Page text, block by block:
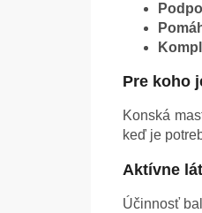
Pre koho
Konská
keď je
Aktívne
Účinnosť